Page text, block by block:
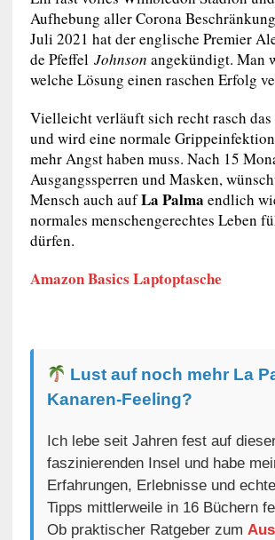
Aufhebung aller Corona
Juli 2021 hat der englische Premier
de Pfeffel Johnson angekündigt. Man
welche Lösung einen raschen Erfolg
Vielleicht verläuft sich recht rasch das
und wird eine normale
mehr Angst haben muss. Nach 15
Ausgangssperren und Masken,
Mensch auch aufLa Palma endlich
normales menschengerechtes Leben
dürfen.
Amazon Basics Laptoptasche
Lust auf noch mehr La
Kanaren-Feeling?
Ich lebe seit Jahren fest auf
faszinierenden Insel und habe
Erfahrungen, Erlebnisse und
Tipps mittlerweile in 16 Büchern
Ob praktischer Ratgeber zum